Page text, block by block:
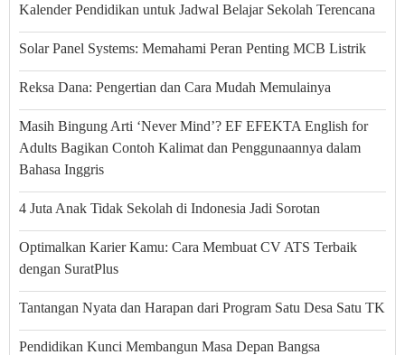
Kalender Pendidikan untuk Jadwal Belajar Sekolah Terencana
Solar Panel Systems: Memahami Peran Penting MCB Listrik
Reksa Dana: Pengertian dan Cara Mudah Memulainya
Masih Bingung Arti ‘Never Mind’? EF EFEKTA English for
Adults Bagikan Contoh Kalimat dan Penggunaannya dalam
Bahasa Inggris
4 Juta Anak Tidak Sekolah di Indonesia Jadi Sorotan
Optimalkan Karier Kamu: Cara Membuat CV ATS Terbaik
dengan SuratPlus
Tantangan Nyata dan Harapan dari Program Satu Desa Satu TK
Pendidikan Kunci Membangun Masa Depan Bangsa